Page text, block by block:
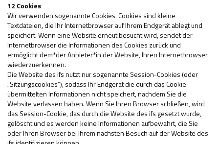
12 Cookies
Wir verwenden sogenannte Cookies. Cookies sind kleine
Textdateien, die Ihr Internetbrowser auf Ihrem Endgerät ablegt und
speichert. Wenn eine Website erneut besucht wird, sendet der
Internetbrowser die Informationen des Cookies zurück und
ermöglicht dem*der Anbieter*in der Website, Ihren Internetbrowser
wiederzuerkennen.
Die Website des ifs nutzt nur sogenannte Session-Cookies (oder
„Sitzungscookies“), sodass Ihr Endgerät die durch das Cookie
übermittelten Informationen nicht speichert, nachdem Sie die
Website verlassen haben. Wenn Sie Ihren Browser schließen, wird
das Session-Cookie, das durch die Website des ifs gesetzt wurde,
gelöscht und es werden keine Informationen aufbewahrt, die Sie
oder Ihren Browser bei Ihrem nächsten Besuch auf der Website des